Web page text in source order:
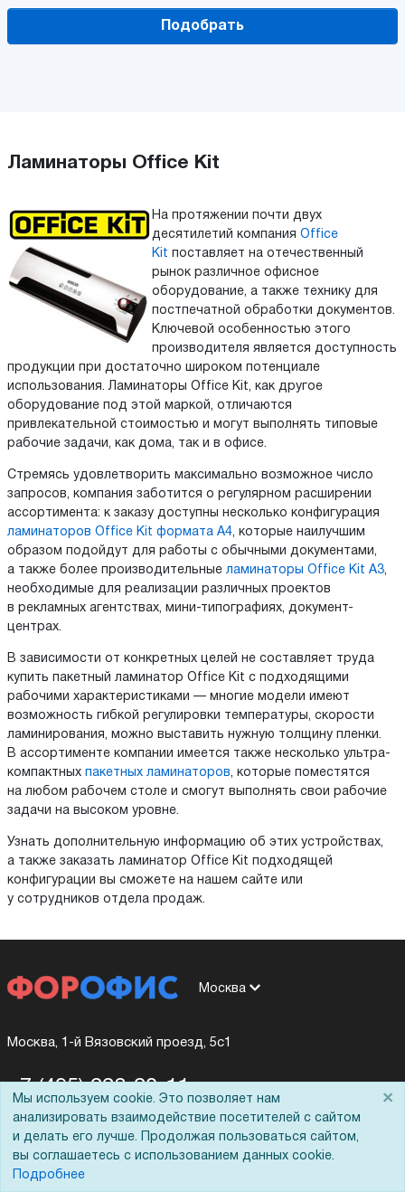
Подобрать
Ламинаторы Office Kit
На протяжении почти двух
десятилетий компания Office
Kit поставляет на отечественный
рынок различное офисное
оборудование, а также технику для
постпечатной обработки документов.
Ключевой особенностью этого
производителя является доступность
продукции при достаточно широком потенциале
использования. Ламинаторы Office Kit, как другое
оборудование под этой маркой, отличаются
привлекательной стоимостью и могут выполнять типовые
рабочие задачи, как дома, так и в офисе.
Стремясь удовлетворить максимально возможное число
запросов, компания заботится о регулярном расширении
ассортимента: к заказу доступны несколько конфигурация
ламинаторов Office Kit формата А4, которые наилучшим
образом подойдут для работы с обычными документами,
а также более производительные ламинаторы Office Kit А3,
необходимые для реализации различных проектов
в рекламных агентствах, мини-типографиях, документ-
центрах.
В зависимости от конкретных целей не составляет труда
купить пакетный ламинатор Office Kit с подходящими
рабочими характеристиками — многие модели имеют
возможность гибкой регулировки температуры, скорости
ламинирования, можно выставить нужную толщину пленки.
В ассортименте компании имеется также несколько ультра-
компактных пакетных ламинаторов, которые поместятся
на любом рабочем столе и смогут выполнять свои рабочие
задачи на высоком уровне.
Узнать дополнительную информацию об этих устройствах,
а также заказать ламинатор Office Kit подходящей
конфигурации вы сможете на нашем сайте или
у сотрудников отдела продаж.
Москва
Москва, 1-й Вязовский проезд, 5с1
+7 (495) 228-20-11
8 (800) 333-10-11
shop@foroffice.ru
Мы используем cookie. Это позволяет нам
анализировать взаимодействие посетителей с сайтом
и делать его лучше. Продолжая пользоваться сайтом,
вы соглашаетесь с использованием данных cookie.
Подробнее
×